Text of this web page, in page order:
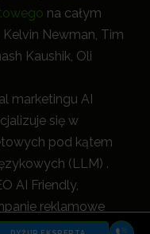
na całym
Kelvin Newman, Tim
Kaushik, Oli
marketingu AI
się w
pod kątem
(LLM) .
AI Friendly,
reklamowe
Ads (Bing